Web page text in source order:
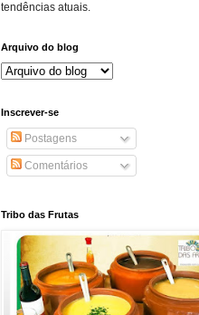
tendências atuais.
Arquivo do blog
Inscrever-se
Postagens
Comentários
Tribo das Frutas